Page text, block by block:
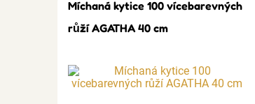
Míchaná kytice 100 vícebarevných
růží AGATHA 40 cm